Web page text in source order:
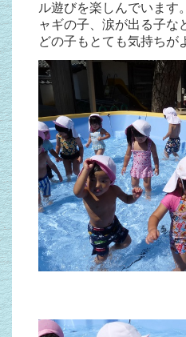
ル遊びを楽しんでいます
ャギの子、涙が出る子な
どの子もとても気持ちが